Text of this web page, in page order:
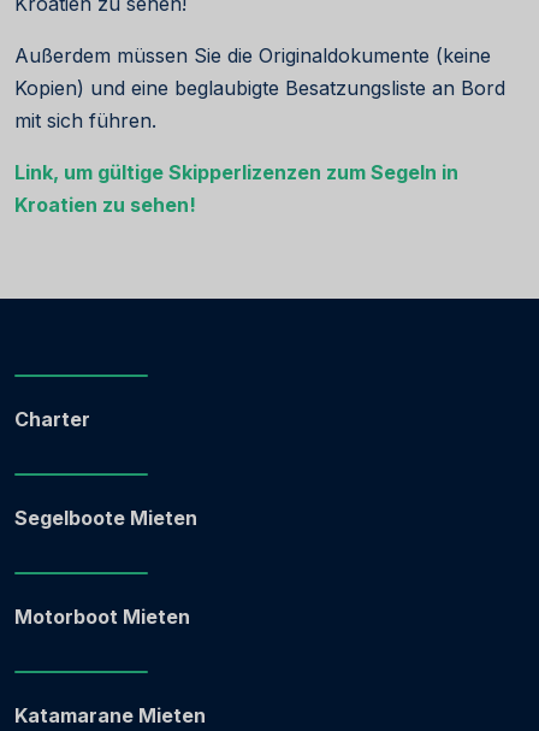
Außerdem müssen Sie die Originaldokumente (keine
Kopien) und eine beglaubigte Besatzungsliste an Bord
mit sich führen.
Link, um gültige Skipperlizenzen zum Segeln in
Kroatien zu sehen!
Charter
Segelboote Mieten
Motorboot Mieten
Katamarane Mieten